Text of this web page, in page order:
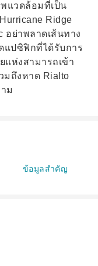
แวดล้อมที่เป็น
Ridge
อย่าพลาดเส้นทาง
แปซิฟิกที่ได้รับการ
ห่งสามารถเข้า
มถึงหาด Rialto
ม
ข้อมูลสำคัญ